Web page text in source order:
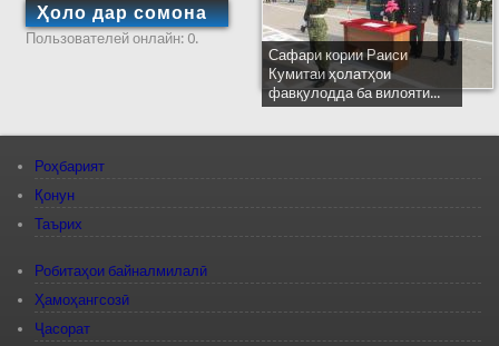
Ҳоло дар сомона
Пользователей онлайн: 0.
Сафари кории Раиси
Кумитаи ҳолатҳои
фавқулодда ба вилояти...
Роҳбарият
Қонун
Таърих
Робитаҳои байналмилалӣ
Ҳамоҳангсозӣ
Ҷасорат